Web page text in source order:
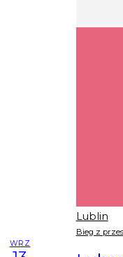
Lublin
Bieg z
WRZ